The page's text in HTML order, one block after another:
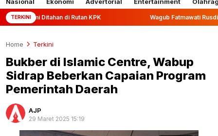
TERKINI
di Rutan KPK Wagub Fatmawati Rusdi Lepas Ekspor
Home Terkini
Bukber di Islamic Centre, Wabup
Sidrap Beberkan Capaian Program
Pemerintah Daerah
AJP
29 Maret 2025 15:19